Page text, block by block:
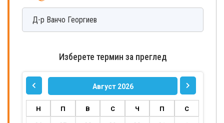
Д-р Ванчо Георгиев
Изберете термин за преглед
Август 2026
Н П В С Ч П С